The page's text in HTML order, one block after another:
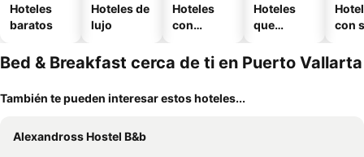
Hoteles
baratos
Hoteles de
lujo
Hoteles
con
Hoteles
que
mascotas
con
Bed & Breakfast cerca de ti en Puerto Vallarta
También te pueden interesar estos hoteles...
Alexandross Hostel B&b